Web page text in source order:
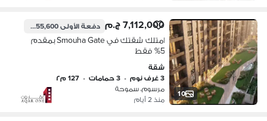
10
7,112,000 ج.م دفعة الأولى355,600 ج.م
امتلك شقتك في Smouha Gate بمقدم
5% فقط
شقة
3 غرف نوم
• 3 حمامات • 127 م٢
مرسوم، سموحة
منذ 2 أيام